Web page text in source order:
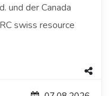
und der Canada
swiss resource